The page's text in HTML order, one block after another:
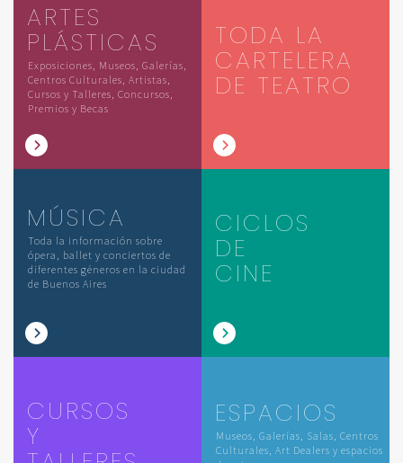
ARTES
PLÁSTICAS
Exposiciones, Museos, Galerías,
Centros Culturales, Artistas,
Cursos y Talleres, Concursos,
Premios y Becas
TODA LA
CARTELERA
DE TEATRO
MÚSICA
Toda la información sobre
ópera, ballet y conciertos de
diferentes géneros en la ciudad
de Buenos Aires
CICLOS
DE
CINE
CURSOS
Y
ESPACIOS
Museos, Galerías, Salas, Centros
Culturales, Art Dealers y espacios